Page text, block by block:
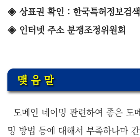
◈ 상표권 확인 : 한국특허정보검
◈ 인터넷 주소 분쟁조정위원회
맺 음 말
도메인 네이밍 관련하여 좋은 도
밍 방법 등에 대해서 부족하나마